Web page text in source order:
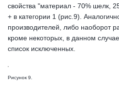
свойства "материал - 70% шелк,
+ в категории 1 (рис.9).
производителей, либо наоборот
кроме некоторых, в данном
список исключенных.
Рисунок 9.